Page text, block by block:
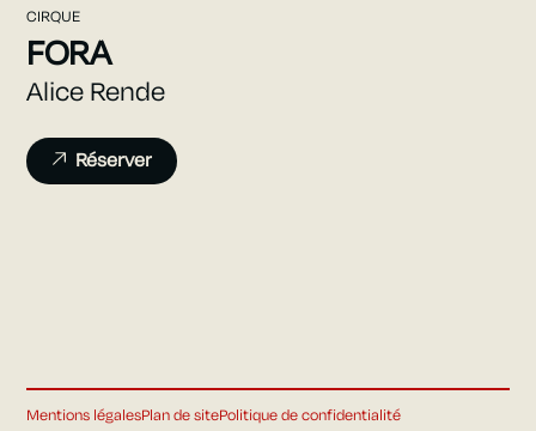
CIRQUE
FORA
Alice Rende
Réserver
Mentions légalesPlan de sitePolitique de confidentialité